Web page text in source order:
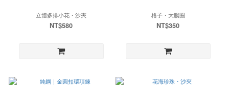
立體多排小花・沙夾
NT$580
格子・大腸圈
NT$350